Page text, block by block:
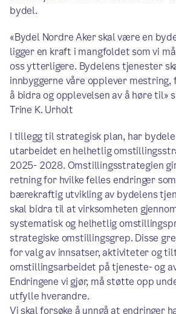
bydel.
«Bydel Nordre Aker skal være en
ligger en kraft i mangfoldet som vi
oss ytterligere. Bydelens tjenester
innbyggerne våre opplever
å bidra og opplevelsen av å høre til»
Trine K. Urholt
I tillegg til strategisk plan, har
utarbeidet en helhetlig
2025- 2028. Omstillingsstrategien
retning for hvilke felles endringer
bærekraftig utvikling av bydelens
skal bidra til at virksomheten
systematisk og helhetlig
strategiske omstillingsgrep. Disse
for valg av innsatser, aktiviteter og
omstillingsarbeidet på tjeneste- og
Endringene vi gjør, må støtte opp
utfylle hverandre.
Vi skal forsøke å unngå at endringer